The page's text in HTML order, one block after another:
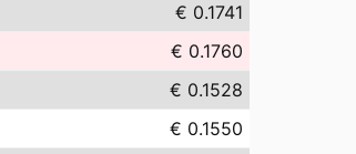
€ 0.1741
€ 0.1760
€ 0.1528
€ 0.1550